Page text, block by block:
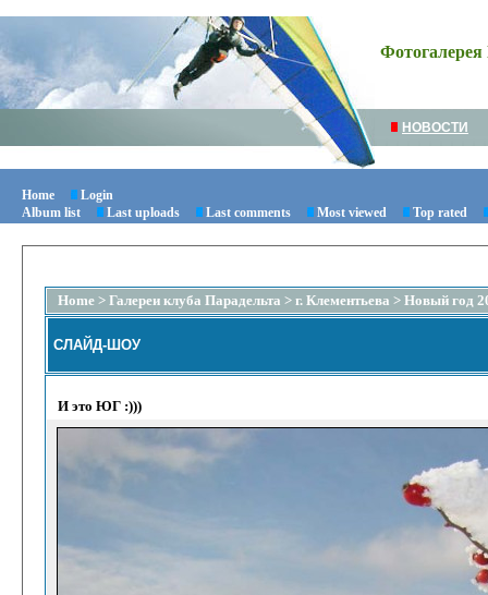
Фотогалерея
НОВОСТИ
Home
Login
Album list
Last uploads Last comments Most viewed Top rated
Home > Галереи клуба Парадельта > г. Клементьева > Новый год
СЛАЙД-ШОУ
И это ЮГ :)))